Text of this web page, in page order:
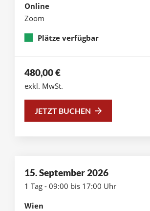
Online
Zoom
Plätze verfügbar
480,00€
exkl. MwSt.
JETZT BUCHEN
15. September 2026
1 Tag - 09:00 bis 17:00 Uhr
Wien